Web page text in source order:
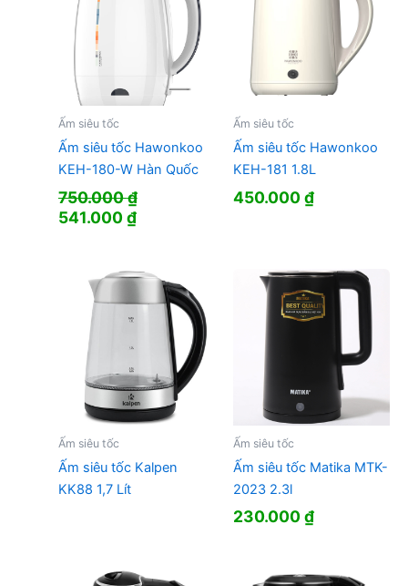
Ấm siêu tốc
Ấm siêu tốc Hawonkoo
KEH-180-W Hàn Quốc
750.000₫
Giá
750.000 ₫.
541.000₫Giá
là:
541.000 ₫.
Ấm siêu tốc
Ấm siêu tốc Hawonkoo
KEH-181 1.8L
450.000₫
Ấm siêu tốc
Ấm siêu tốc Kalpen
KK88 1,7 Lít
Ấm siêu tốc
Ấm siêu tốc Matika MTK-
2023 2.3l
230.000₫